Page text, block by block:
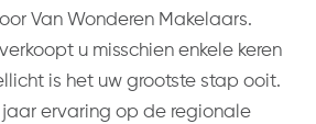
Van Wonderen Makelaars.
u misschien enkele keren
is het uw grootste stap ooit.
ervaring op de regionale